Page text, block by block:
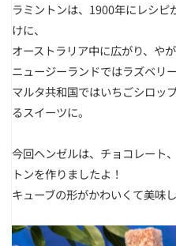
ラミントンは、1900年にレシ
けに、
オーストラリア中に広がり、や
ニュージーランドではラズベリ
マルタ共和国ではいちごシロッ
るスイーツに。
今回ヘンゼルは、チョコレート
トンを作りましたよ！
キューブの形がかわいくて美味